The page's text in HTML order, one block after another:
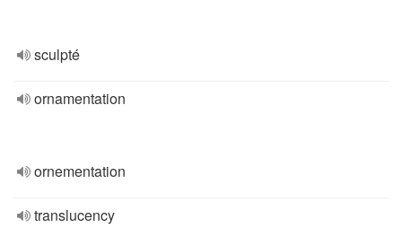
sculpté
ornamentation
ornementation
translucency